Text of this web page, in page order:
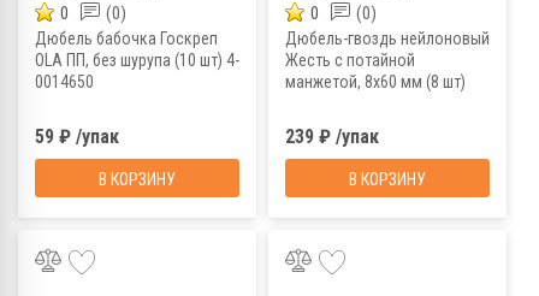
0 (0)
Дюбель бабочка Госкреп
OLA ПП, без шурупа (10 шт) 4-
0014650
59 ₽ /упак
В КОРЗИНУ
0 (0)
Дюбель-гвоздь нейлоновый
Жесть с потайной
манжетой, 8x60 мм (8 шт)
239 ₽ /упак
В КОРЗИНУ